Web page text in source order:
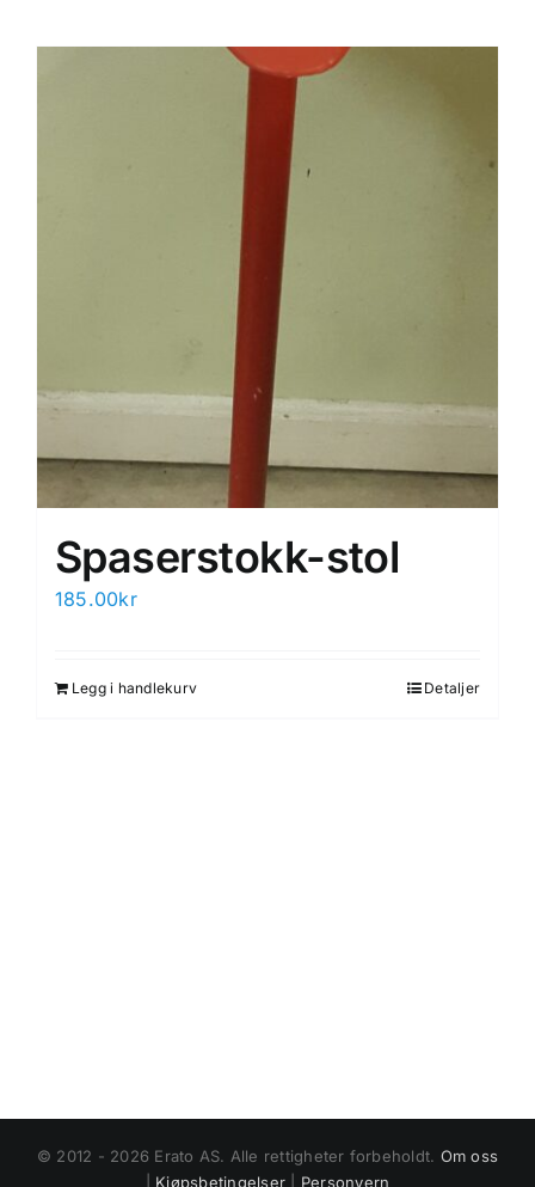
Spaserstokk-stol
185.00kr
Legg i handlekurv Detaljer
© 2012 - 2026 Erato AS. Alle rettigheter forbeholdt. Om oss
Kjøpsbetingelser Personvern